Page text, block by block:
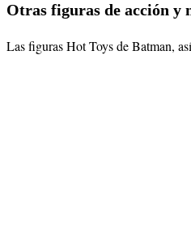
Otras figuras de acción y
Las figuras Hot Toys de Batman,